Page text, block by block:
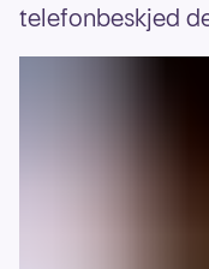
telefonbeskjed